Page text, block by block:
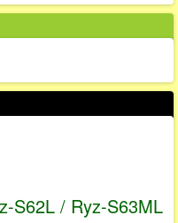
S62L / Ryz-S63ML